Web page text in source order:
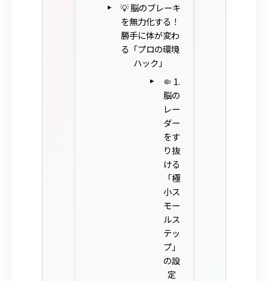
💡 脳のブレーキ
を無力化する！
勝手に体が変わ
る「プロの環境
ハック」
🤏 1.
脳の
レー
ダー
をす
り抜
ける
「極
小ス
モー
ルス
テッ
プ」
の設
定